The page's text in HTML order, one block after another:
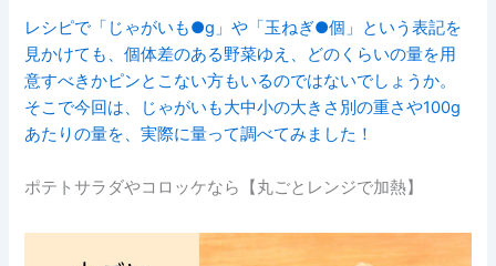
レシピで「じゃがいも●g」や「玉ねぎ●個」という表記を
見かけても、個体差のある野菜ゆえ、どのくらいの量を用
意すべきかピンとこない方もいるのではないでしょうか。
そこで今回は、じゃがいも大中小の大きさ別の重さや100g
あたりの量を、実際に量って調べてみました！
ポテトサラダやコロッケなら【丸ごとレンジで加熱】